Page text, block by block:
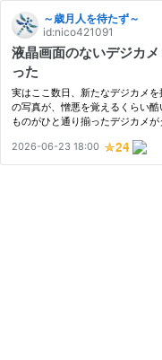
～歳月人を待たず～
id:nico421091
液晶画面のないデジカ
った
実はここ数日、新たなデジカメ
の写真が、憎悪を覚えるくらい
ものがひと通り揃ったデジカメ
2026-06-23 18:00